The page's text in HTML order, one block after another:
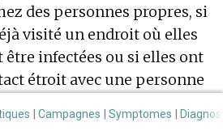
Campagnes Symptomes
des personnes propres, si
visité un endroit où elles
infectées ou si elles ont
étroit avec une personne
des formes